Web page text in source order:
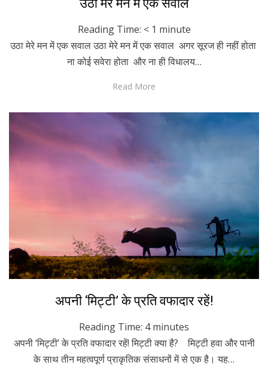
on
उठा मेरे मन में एक सवाल
Reading Time: < 1 minute
उठा मेरे मन में एक सवाल उठा मेरे मन में एक सवाल अगर सूरज ही नहीं होता
ना कोई सवेरा होता और ना ही विधालय…
Read More
Posted
on
February 9, 2023
Hindi
अपनी ‘मिट्टी’ के प्रति वफादार रहें!
Reading Time: 4 minutes
अपनी ‘मिट्टी’ के प्रति वफादार रहें! मिट्टी क्या है? मिट्टी हवा और पानी
के साथ तीन महत्वपूर्ण प्राकृतिक संसाधनों में से एक है। यह…